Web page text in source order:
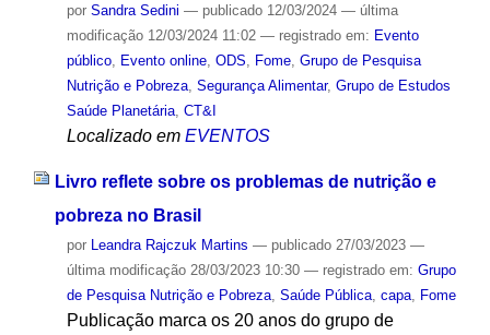
por Sandra Sedini — publicado12/03/2024 — última
modificação12/03/2024 11:02 — registrado em: Evento
público, Evento online, ODS Fome, Grupo de Pesquisa
Nutrição e Pobreza, Segurança Alimentar, Grupo de Estudos
Saúde Planetária, CT&I
Localizado em EVENTOS
Livro reflete sobre os problemas de nutrição e
pobreza no Brasil
por Leandra Rajczuk Martins — publicado27/03/2023 —
última modificação28/03/2023 10:30 — registrado em: Grupo
de Pesquisa Nutrição e Pobreza, Saúde Pública, capa, Fome
Publicação marca os 20 anos do grupo de